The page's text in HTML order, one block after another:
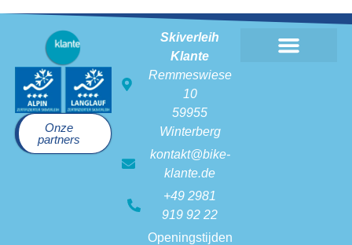
Skiverleih
Klante
Remmeswiese
10
59955
Winterberg
kontakt@bike-
klante.de
+49 2981
919 92 22
Openingstijden
Onze
partners